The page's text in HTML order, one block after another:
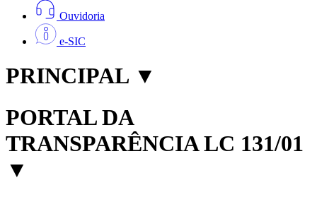
Ouvidoria
e-SIC
PRINCIPAL ▼
PORTAL DA
TRANSPARÊNCIA LC 131/01
▼